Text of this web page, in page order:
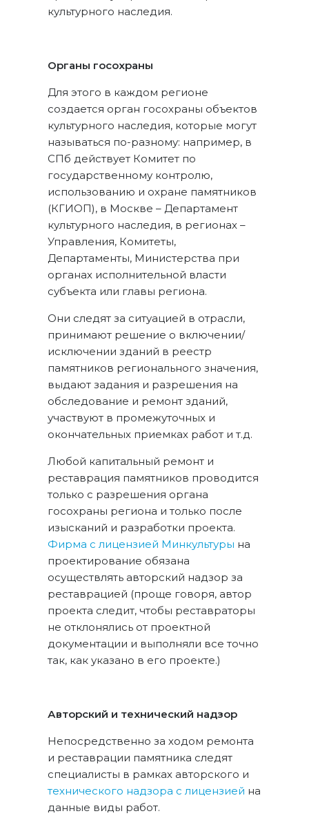
культурного наследия.
Органы госохраны
Для этого в каждом регионе
создается орган госохраны объектов
культурного наследия, которые могут
называться по-разному: например, в
СПб действует Комитет по
государственному контролю,
использованию и охране памятников
(КГИОП), в Москве – Департамент
культурного наследия, в регионах –
Управления, Комитеты,
Департаменты, Министерства при
органах исполнительной власти
субъекта или главы региона.
Они следят за ситуацией в отрасли,
принимают решение о включении/
исключении зданий в реестр
памятников регионального значения,
выдают задания и разрешения на
обследование и ремонт зданий,
участвуют в промежуточных и
окончательных приемках работ и т.д.
Любой капитальный ремонт и
реставрация памятников проводится
только с разрешения органа
госохраны региона и только после
изысканий и разработки проекта.
Фирма с лицензией Минкультуры на
проектирование обязана
осуществлять авторский надзор за
реставрацией (проще говоря, автор
проекта следит, чтобы реставраторы
не отклонялись от проектной
документации и выполняли все точно
так, как указано в его проекте.)
Авторский и технический надзор
Непосредственно за ходом ремонта
и реставрации памятника следят
специалисты в рамках авторского и
технического надзора с лицензией на
данные виды работ.